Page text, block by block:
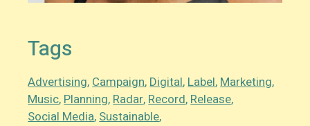
Tags
Advertising Campaign Digital Label Marketing
Music Planning Radar Record Release
Social Media Sustainable